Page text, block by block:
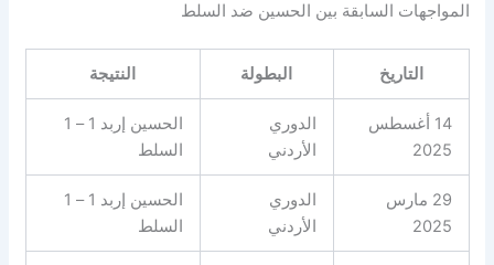
المواجهات السابقة بين الحسين ضد السلط
التاريخ البطولة النتيجة
14 أغسطس
2025
الدوري
الأردني
الحسين إربد 1 – 1
السلط
29 مارس
2025
الدوري
الأردني
الحسين إربد 1 – 1
السلط